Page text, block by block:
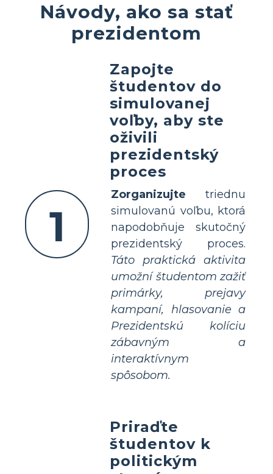
Návody, ako sa stať
prezidentom
1
Zapojte
študentov do
simulovanej
voľby, aby ste
oživili
prezidentský
proces
Zorganizujte triednu
simulovanú voľbu, ktorá
napodobňuje skutočný
prezidentský proces.
Táto praktická aktivita
umožní študentom zažiť
primárky, prejavy
kampaní, hlasovanie a
Prezidentskú kolíciu
zábavným a
interaktívnym
spôsobom.
Priraďte
študentov k
politickým